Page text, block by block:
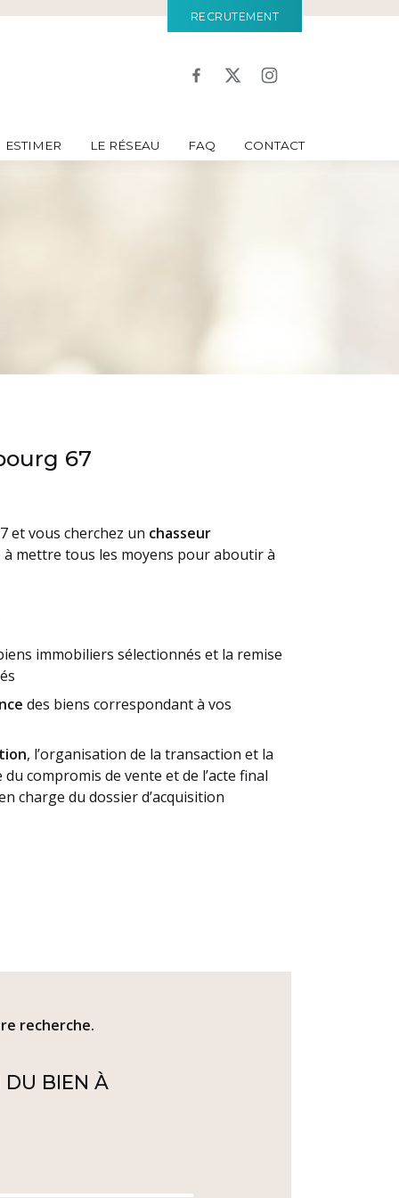
RECRUTEMENT
ESTIMER LE RÉSEAU FAQ CONTACT
67
et vous cherchez un chasseur
mettre tous les moyens pour aboutir à
immobiliers sélectionnés et la remise
des biens correspondant à vos
, l’organisation de la transaction et la
compromis de vente et de l’acte final
charge du dossier d’acquisition
recherche.
DU BIEN À